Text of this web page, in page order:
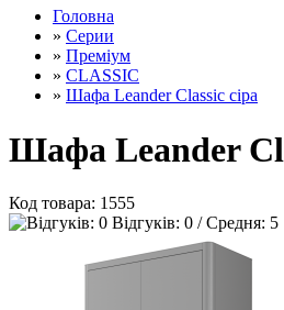
Головна
» Серии
» Преміум
» CLASSIC
» Шафа Leander Classic сіра
Шафа Leander
Код товара: 1555
Відгуків: 0 / Средня: 5